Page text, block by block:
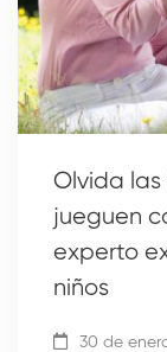
Olvida
jueguen
experto
niños
30 de